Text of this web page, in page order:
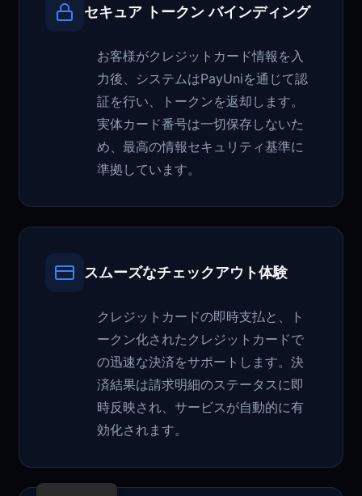
セキュア トークン バインディング
お客様がクレジットカード情報を入
力後、システムはPayUniを通じて認
証を行い、トークンを返却します。
実体カード番号は一切保存しないた
め、最高の情報セキュリティ基準に
準拠しています。
スムーズなチェックアウト体験
クレジットカードの即時支払と、ト
ークン化されたクレジットカードで
の迅速な決済をサポートします。決
済結果は請求明細のステータスに即
時反映され、サービスが自動的に有
効化されます。